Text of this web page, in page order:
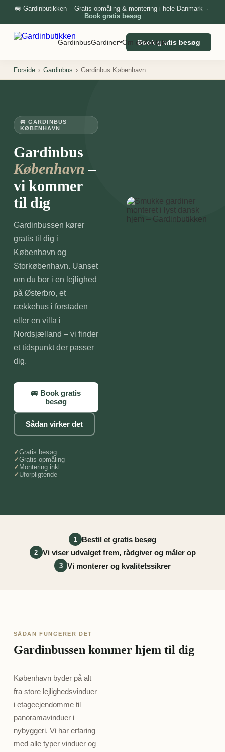
🚐 Gardinbutikken – Gratis opmåling & montering i hele Danmark ·
Book gratis besøg
GardinbusGardiner Om osKontakt
Book gratis besøg
Forside › Gardinbus › Gardinbus København
🚐 GARDINBUS
KØBENHAVN
Gardinbus
København –
vi kommer
til dig
Gardinbussen kører
gratis til dig i
København og
Storkøbenhavn. Uanset
om du bor i en lejlighed
på Østerbro, et
rækkehus i forstaden
eller en villa i
Nordsjælland – vi finder
et tidspunkt der passer
dig.
🚐 Book gratis
besøg
Sådan virker det
Gratis besøg
Gratis opmåling
Montering inkl.
Uforpligtende
1 Bestil et gratis besøg
2 Vi viser udvalget frem, rådgiver og måler op
3 Vi monterer og kvalitetssikrer
SÅDAN FUNGERER DET
Gardinbussen kommer hjem til dig
København byder på alt
fra store lejlighedsvinduer
i etageejendomme til
panoramavinduer i
nybyggeri. Vi har erfaring
med alle typer vinduer og